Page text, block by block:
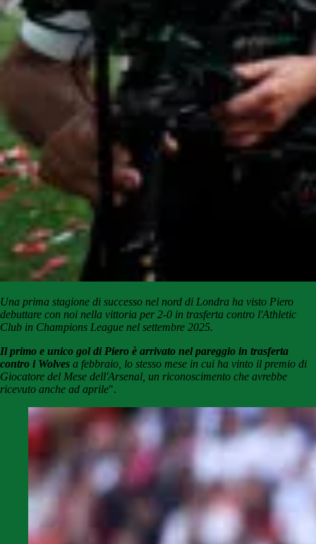
Una prima stagione di successo nel nord di Londra ha visto Piero
debuttare con noi nella vittoria per 2-0 in trasferta contro l'Athletic
Club in Champions League nel settembre 2025.
Il primo e unico gol di Piero è arrivato nel pareggio in trasferta
contro i Wolves a febbraio, lo stesso mese in cui ha vinto il premio di
Giocatore del Mese dell'Arsenal, un riconoscimento che avrebbe
ricevuto anche ad aprile".